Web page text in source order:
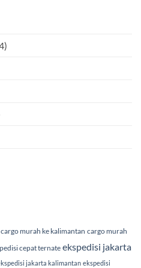
cargo murah ke kalimantan cargo murah
cepat ternate ekspedisi jakarta
jakarta kalimantan ekspedisi